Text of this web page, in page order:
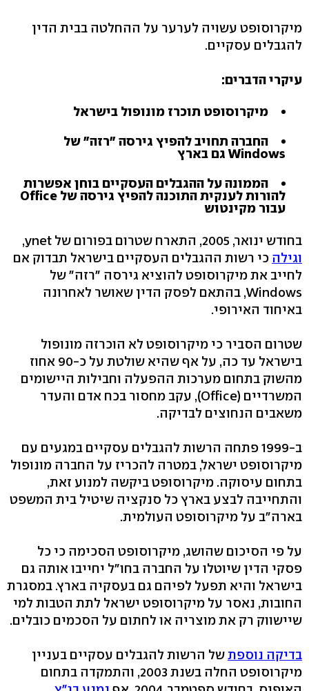
מיקרוסופט עשויה לערער על ההחלטה בבית הדין
להגבלים עסקיים.
עיקרי הדברים:
מיקרוסופט תוכרז מונופול בישראל
החברה תחויב להפיץ גירסה "רזה" של
Windows גם בארץ
הממונה על ההגבלים העסקיים בוחן אפשרות
להורות לענקית התוכנה להפיץ גירסה של Office
עבור מקינטוש
בחודש ינואר, 2005, התארח שטרום בפורום של ynet,
וגילה כי רשות ההגבלים העסקיים בישראל תבדוק אם
לחייב את מיקרוסופט להוציא גירסה "רזה" של
Windows, בהתאם לפסק הדין שאושר לאחרונה
באיחוד האירופי.
שטרום הסביר כי מיקרוסופט לא הוכרזה מונופול
בישראל עד כה, על אף שהיא שולטת על כ-90 אחוז
מהשוק בתחום מערכות ההפעלה וחבילות היישומים
המשרדיים (Office), עקב מחסור בכח אדם והעדר
משאבים הנחוצים לבדיקה.
ב-1999 פתחה הרשות להגבלים עסקיים במגעים עם
מיקרוסופט ישראל, במטרה להכריז על החברה מונופול
בתחום עיסוקה. מיקרוסופט ביקשה למנוע זאת,
והתחייבה לבצע בארץ כל סנקציה שיטיל בית המשפט
בארה"ב על מיקרוסופט העולמית.
על פי הסיכום שהושג, מיקרוסופט הסכימה כי כל
פסקי הדין שיוטלו על החברה בחו"ל יחייבו אותה גם
בישראל והיא תפעל לפיהם גם בעסקיה בארץ. במסגרת
החובות, נאסר על מיקרוסופט ישראל לתת הטבות למי
שיישווק רק את מוצריה או לחתום על הסכמים כובלים.
בדיקה נוספתשל הרשות להגבלים עסקיים בעניין
מיקרוסופט החלה בשנת 2003, והתמקדה בתחום